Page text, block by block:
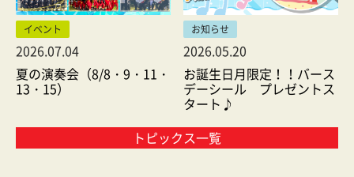
イベント
2026.07.04
夏の演奏会（8/8・9・11・
13・15）
お知らせ
2026.05.20
お誕生日月限定！！バース
デーシール プレゼントス
タート♪
トピックス一覧